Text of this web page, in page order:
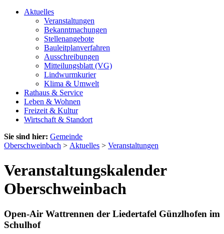
Aktuelles
Veranstaltungen
Bekanntmachungen
Stellenangebote
Bauleitplanverfahren
Ausschreibungen
Mitteilungsblatt (VG)
Lindwurmkurier
Klima & Umwelt
Rathaus & Service
Leben & Wohnen
Freizeit & Kultur
Wirtschaft & Standort
Sie sind hier: Gemeinde
Oberschweinbach > Aktuelles > Veranstaltungen
Veranstaltungskalender
Oberschweinbach
Open-Air Wattrennen der Liedertafel Günzlhofen im
Schulhof